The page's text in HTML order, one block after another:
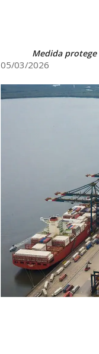
Medida
05/03/2026